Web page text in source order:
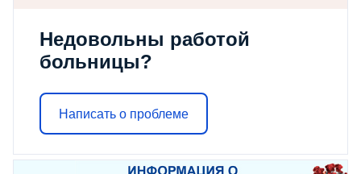
Недовольны работой
больницы?
Написать о проблеме